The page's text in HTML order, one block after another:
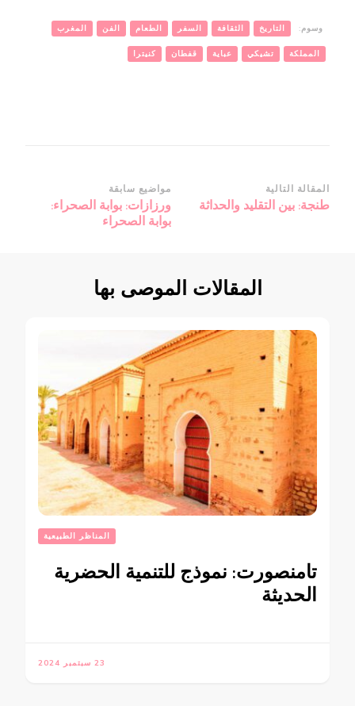
وسوم: التاريخ الثقافة السفر الطعام الفن المغرب
المملكة تشيكي عباية قفطان كنيترا
التنقل
بين
مواضيع سابقة
ورزازات: بوابة الصحراء:
بوابة الصحراء
المقالة التالية
طنجة: بين التقليد والحداثة
المقالات الموصى بها
المناظر الطبيعية
تامنصورت: نموذج للتنمية الحضرية
الحديثة
23 سبتمبر 2024